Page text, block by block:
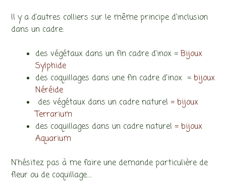
Il y a d’autres colliers sur le même principe d’inclusion
dans un cadre:
des végétaux dans un fin cadre d’inox = Bijoux
Sylphide
des coquillages dans une fin cadre d’inox = bijoux
Néréide
des végétaux dans un cadre naturel = bijoux
Terrarium
des coquillages dans un cadre naturel = bijoux
Aquarium
N’hésitez pas à me faire une demande particulière de
fleur ou de coquillage….